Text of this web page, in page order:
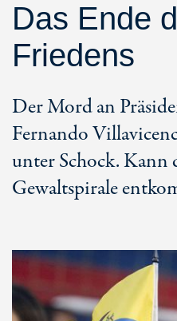
Das Ende
Friedens
Der Mord an
Fernando
unter Schock. Kann
Gewaltspirale